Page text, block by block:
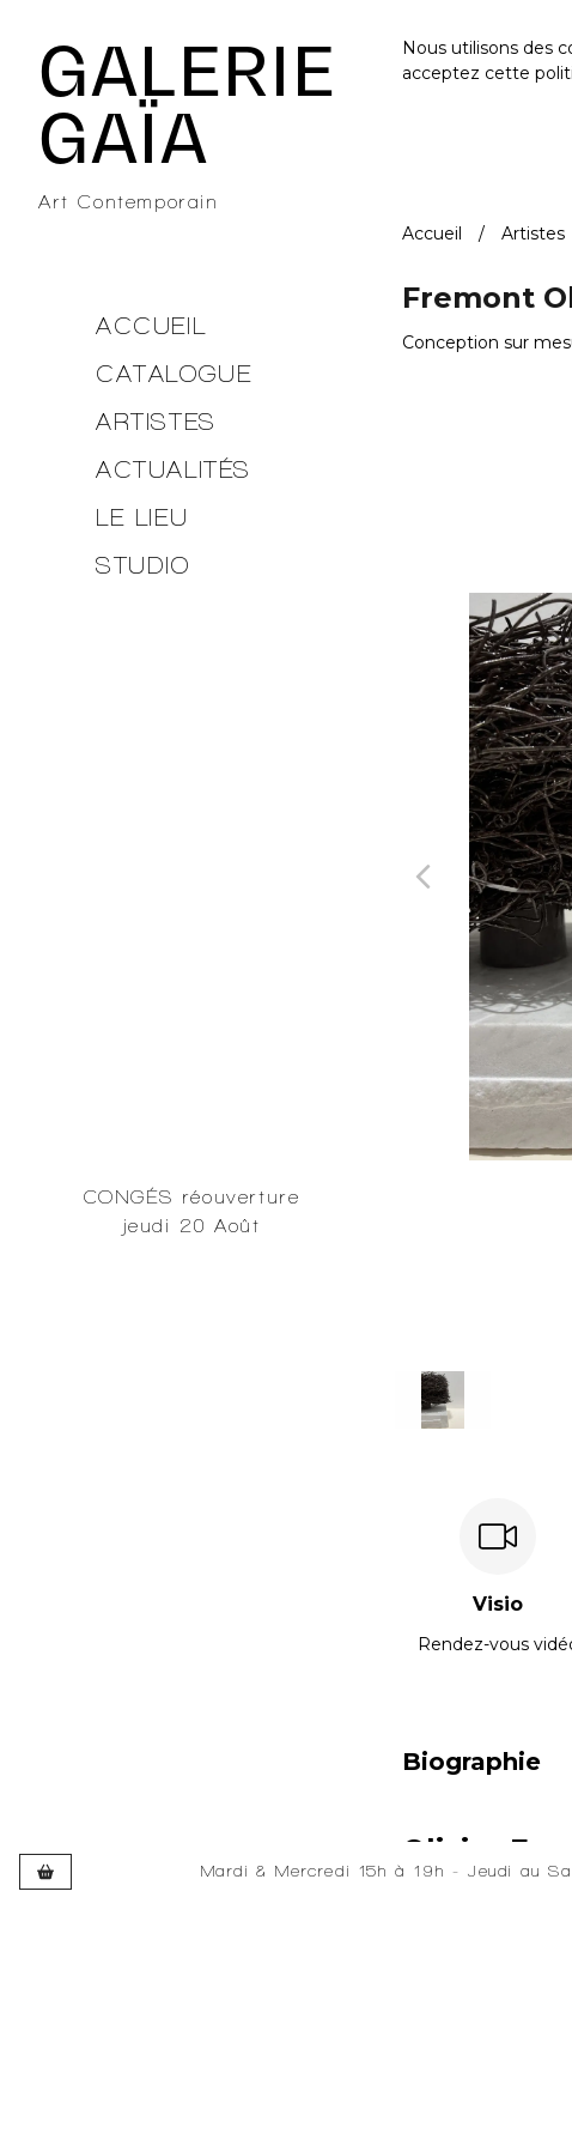
GALERIE
GAÏA
Art Contemporain
ACCUEIL
CATALOGUE
ARTISTES
ACTUALITÉS
LE LIEU
STUDIO
CONGÉS réouverture
jeudi 20 Août
Mardi & Mercredi 15h à 19h - Jeudi au
Développé et hébergé par JEDEV
Nous utilisons des
acceptez cette
Accueil Artistes
Fremont
Conception sur
Visio
Rendez-vous
Biographie
Olivier
Développé et hébergé par JEDEV